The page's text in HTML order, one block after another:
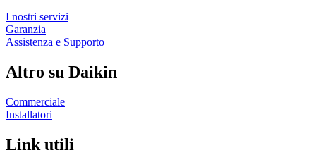
I nostri servizi
Garanzia
Assistenza e Supporto
Altro su Daikin
Commerciale
Installatori
Link utili